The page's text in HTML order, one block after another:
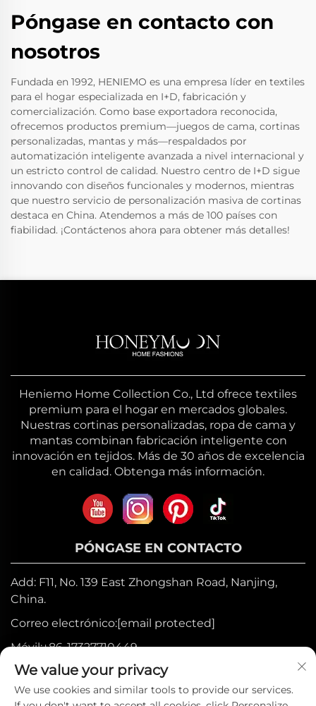
Póngase en contacto con
nosotros
Fundada en 1992, HENIEMO es una empresa líder en textiles
para el hogar especializada en I+D, fabricación y
comercialización. Como base exportadora reconocida,
ofrecemos productos premium—juegos de cama, cortinas
personalizadas, mantas y más—respaldados por
automatización inteligente avanzada a nivel internacional y
un estricto control de calidad. Nuestro centro de I+D sigue
innovando con diseños funcionales y modernos, mientras
que nuestro servicio de personalización masiva de cortinas
destaca en China. Atendemos a más de 100 países con
fiabilidad. ¡Contáctenos ahora para obtener más detalles!
Heniemo Home Collection Co., Ltd ofrece textiles
premium para el hogar en mercados globales.
Nuestras cortinas personalizadas, ropa de cama y
mantas combinan fabricación inteligente con
innovación en tejidos. Más de 30 años de excelencia
en calidad. Obtenga más información.
PÓNGASE EN CONTACTO
Add: F11, No. 139 East Zhongshan Road, Nanjing,
China.
Correo electrónico:[email protected]
Móvil:+86-17327710449
Tel:+86-025-84573776
We value your privacy
We use cookies and similar tools to provide our services.